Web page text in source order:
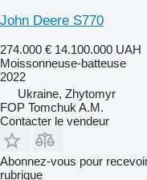
John Deere S770
274.000 € 14.100.000 UAH
Moissonneuse-batteuse
2022
Ukraine, Zhytomyr
FOP Tomchuk A.M.
Contacter le vendeur
Abonnez-vous pour
rubrique